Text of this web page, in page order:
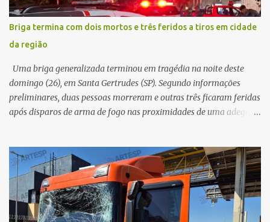
morreu ainda no local. Equipes de resgate e de atendimento da
concessionária responsável pela rodovia foram acionadas e
realizaram a sinalização da via, além de prestarem socorro à
vítima. No entanto, o óbito foi constatado ainda no local do
acidente. A Polícia Militar Rodoviária compareceu para o registro
da ocorrência...
Briga termina com dois mortos e três feridos a tiros em cidade
da região
Uma briga generalizada terminou em tragédia na noite deste
domingo (26), em Santa Gertrudes (SP). Segundo informações
preliminares, duas pessoas morreram e outras três ficaram feridas
após disparos de arma de fogo nas proximidades de uma adega. O
começado dentro do estabelecimento e se estendido para a área
externa, quando dois homens armados passaram a efetuar
diversos disparos. Duas vítimas morreram ainda no local. Outras
três pessoas foram baleadas e socorridas. Até o momento, não
foram divulgadas informações oficiais sobre o estado de saúde dos